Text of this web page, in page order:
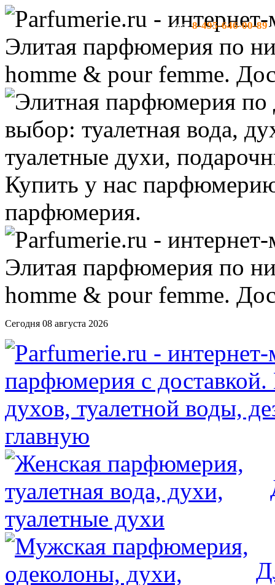
тел:8-495-646-00-89-
Сегодня 08 августа 2026
главную